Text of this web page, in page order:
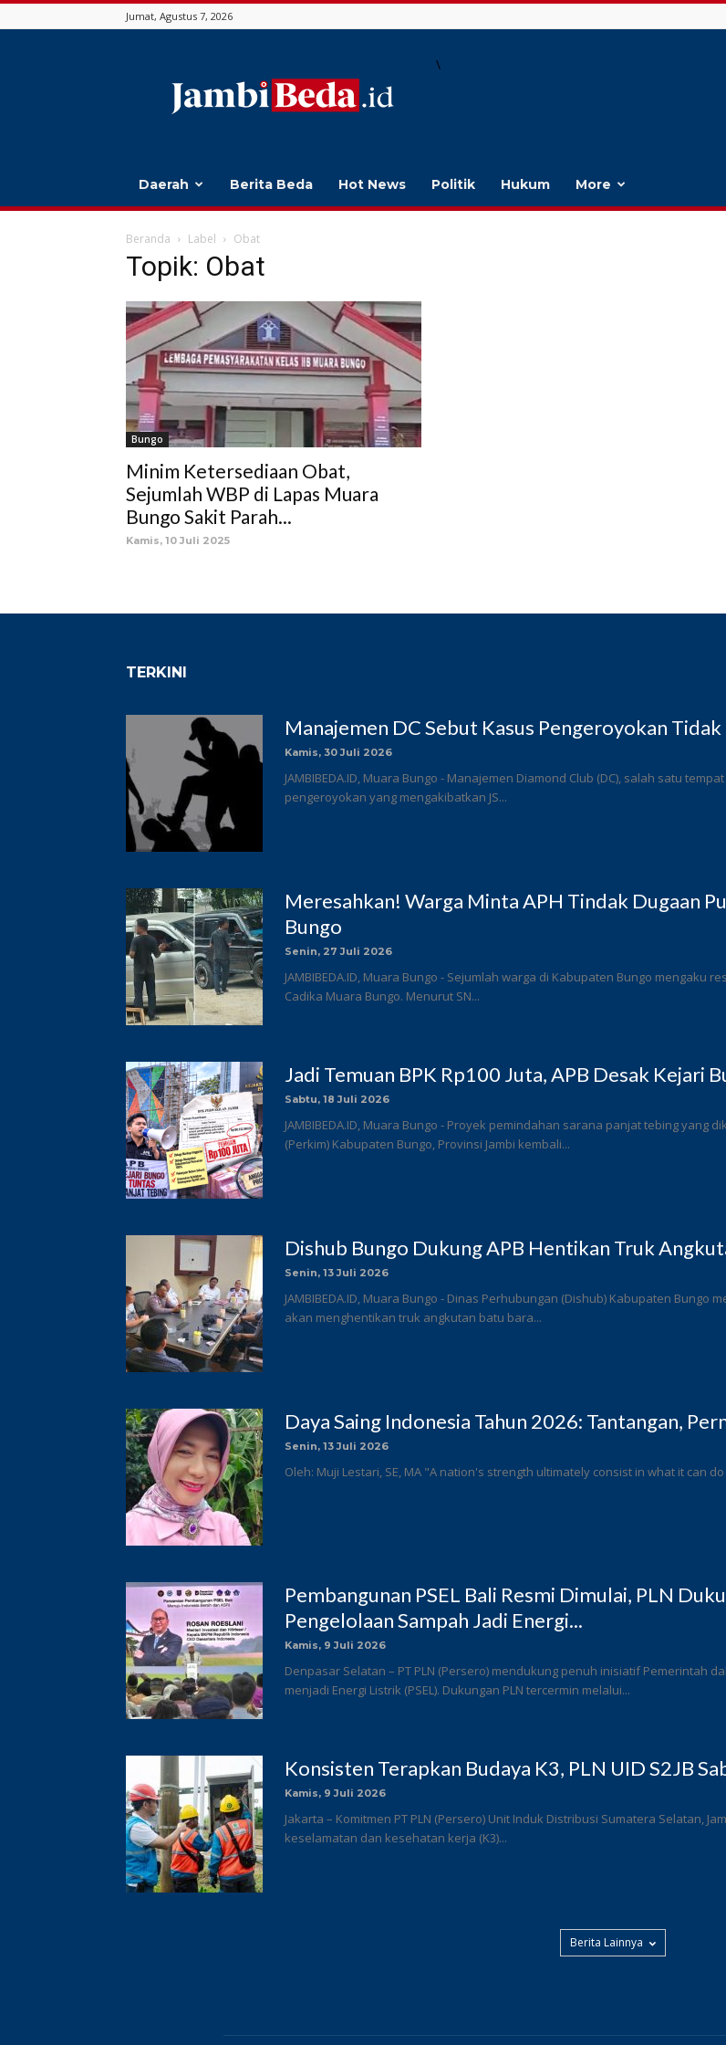
Jumat, Agustus 7, 2026
Beda
\
Daerah Berita Beda Hot News Politik Hukum More
Beranda Label Obat
Topik: Obat
Bungo
Minim Ketersediaan Obat,
Sejumlah WBP di Lapas Muara
Bungo Sakit Parah...
Kamis, 10 Juli 2025
TERKINI
Manajemen DC Sebut Kasus Pengeroyokan
Kamis, 30 Juli 2026
JAMBIBEDA.ID, Muara Bungo - Manajemen Diamond Club (DC), salah satu
pengeroyokan yang mengakibatkan JS...
Meresahkan! Warga Minta APH Tindak Dugaan
Bungo
Senin, 27 Juli 2026
JAMBIBEDA.ID, Muara Bungo - Sejumlah warga di Kabupaten Bungo mengaku
Cadika Muara Bungo. Menurut SN...
Jadi Temuan BPK Rp100 Juta, APB Desak Kejari
Sabtu, 18 Juli 2026
JAMBIBEDA.ID, Muara Bungo - Proyek pemindahan sarana panjat tebing
(Perkim) Kabupaten Bungo, Provinsi Jambi kembali...
Dishub Bungo Dukung APB Hentikan Truk
Senin, 13 Juli 2026
JAMBIBEDA.ID, Muara Bungo - Dinas Perhubungan (Dishub) Kabupaten Bungo
akan menghentikan truk angkutan batu bara...
Daya Saing Indonesia Tahun 2026: Tantangan,
Senin, 13 Juli 2026
Oleh: Muji Lestari, SE, MA "A nation's strength ultimately consist in what it can
Pembangunan PSEL Bali Resmi Dimulai, PLN
Pengelolaan Sampah Jadi Energi...
Kamis, 9 Juli 2026
Denpasar Selatan – PT PLN (Persero) mendukung penuh inisiatif Pemerintah
menjadi Energi Listrik (PSEL). Dukungan PLN tercermin melalui...
Konsisten Terapkan Budaya K3, PLN UID S2JB
Kamis, 9 Juli 2026
Jakarta – Komitmen PT PLN (Persero) Unit Induk Distribusi Sumatera Selatan,
keselamatan dan kesehatan kerja (K3)...
Berita Lainnya